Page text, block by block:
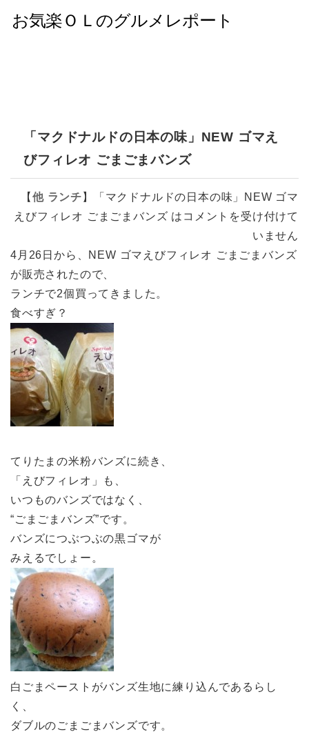
「マクドナルドの日本の味」NEW ゴマえ
びフィレオ ごまごまバンズ
【 他 ランチ 】
「マクドナルドの日本の味」NEW ゴマ
えびフィレオ ごまごまバンズ は コメントを受け付けて
いません
4月26日から、NEW ゴマえびフィレオ ごまごまバンズ
が販売されたので、
ランチで2個買ってきました。
食べすぎ？
てりたまの米粉バンズに続き、
「えびフィレオ」も、
いつものバンズではなく、
“ごまごまバンズ”です。
バンズにつぶつぶの黒ゴマが
みえるでしょー。
白ごまペーストがバンズ生地に練り込んであるらし
く、
ダブルのごまごまバンズです。